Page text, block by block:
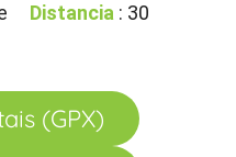
Distancia : 30
(GPX)